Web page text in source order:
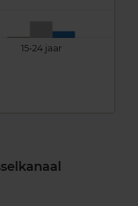
15-24 jaar